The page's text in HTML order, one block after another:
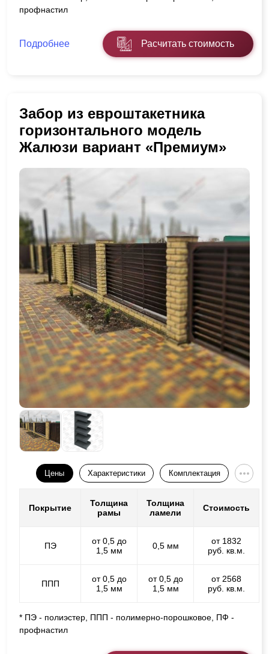
профнастил
Подробнее Расчитать стоимость
Забор из евроштакетника
горизонтального модель
Жалюзи вариант «Премиум»
Цены Характеристики Комплектация
Покрытие
Толщина
рамы
Толщина
ламели
Стоимость
ПЭ
от 0,5 до
1,5 мм
0,5 мм
от 1832
руб. кв.м.
ППП
от 0,5 до
1,5 мм
от 0,5 до
1,5 мм
от 2568
руб. кв.м.
* ПЭ - полиэстер, ППП - полимерно-порошковое, ПФ -
профнастил